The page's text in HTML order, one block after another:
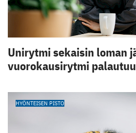
Unirytmi sekaisin loman
vuorokausirytmi palautuu
HYÖNTEISEN PISTO